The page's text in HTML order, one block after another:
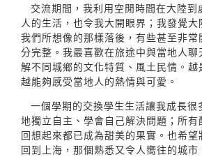
交流期間，我利用空閒時間在大陸到
人的生活，也令我大開眼界；我發覺大
我們所想像的那樣落後，有些甚至非
分完整。我最喜歡在旅途中與當地人聊
解不同城鄉的文化特質、風土民情。越
越能夠感受當地人的熱情與可愛。
一個學期的交換學生生活讓我成長很
地獨立自主、學會自己解決問題；所有
回想起來都已成為甜美的果實。也希
回到上海，那個熟悉又令人嚮往的城市